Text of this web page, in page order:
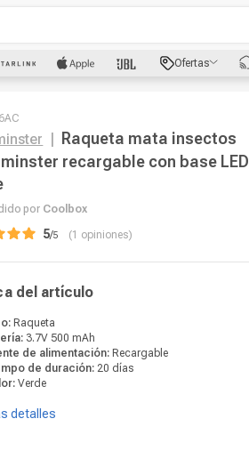
Ofertas
Raqueta mata insectos
recargable con base
por Coolbox
5/ 1 opiniones
del artículo
Raqueta
3.7V 500 mAh
de alimentación: Recargable
de duración:20 días
Verde
detalles